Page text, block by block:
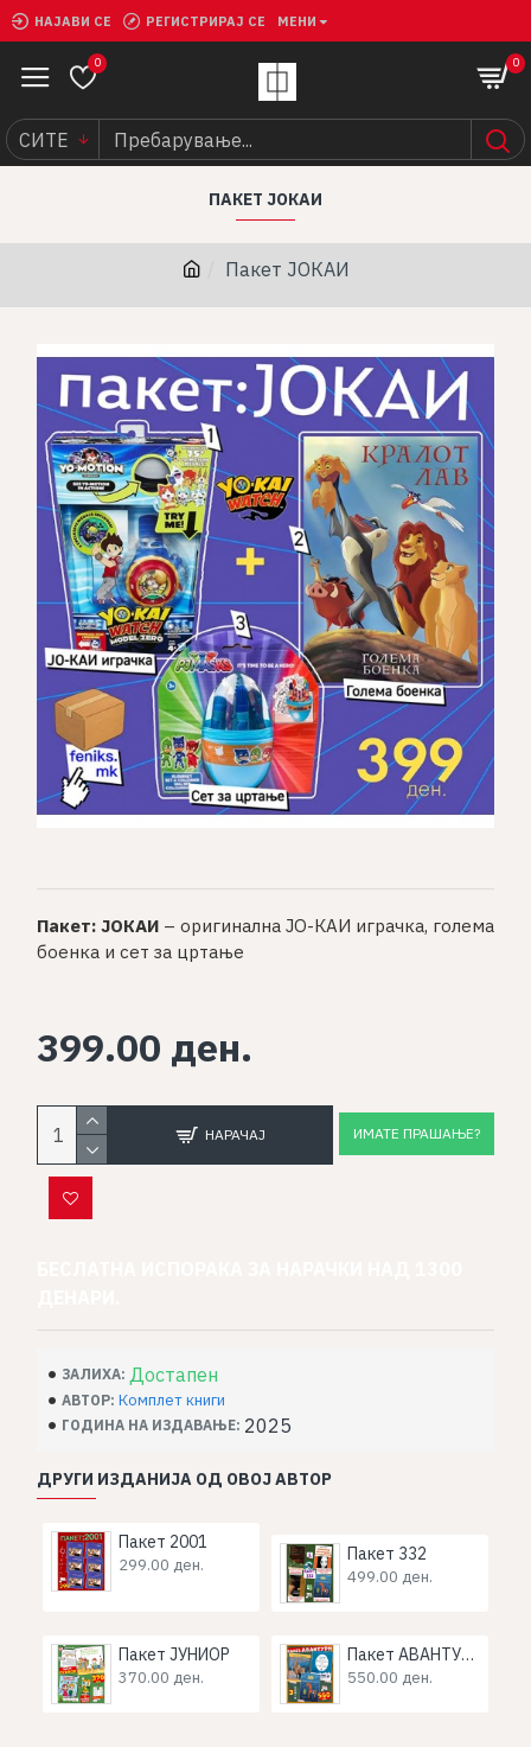
НАЈАВИ СЕ РЕГИСТРИРАЈ СЕ МЕНИ
0 0
СИТЕ
Пакет ЈОКАИ
ПАКЕТ ЈОКАИ
Пакет: ЈОКАИ – оригинална ЈО-КАИ играчка, голема
боенка и сет за цртање
ЗАЛИХА: Достапен
АВТОР: Комплет книги
ГОДИНА НА ИЗДАВАЊЕ: 2025
399.00 ден.
НАРАЧАЈ ИМАТЕ ПРАШАЊЕ?
ДРУГИ ИЗДАНИЈА ОД ОВОЈ АВТОР
Пакет 2001
299.00 ден.
Пакет 332
499.00 ден.
Пакет ЈУНИОР
370.00 ден.
Пакет АВАНТУРИ
550.00 ден.